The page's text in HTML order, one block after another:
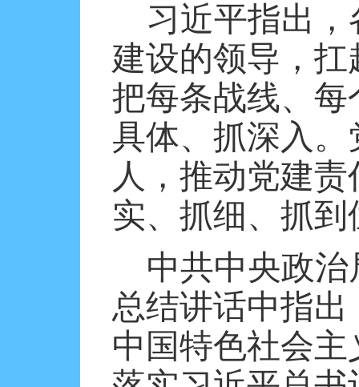
习近平指出
建设的领导，
把每条战线、
具体、抓深入
人，推动党建
实、抓细、抓到
中共中央政
总结讲话中指
中国特色社会